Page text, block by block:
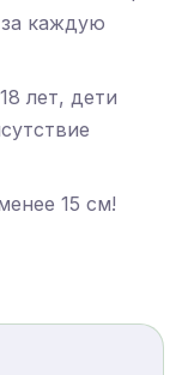
каждую
лет, дети
15 см!